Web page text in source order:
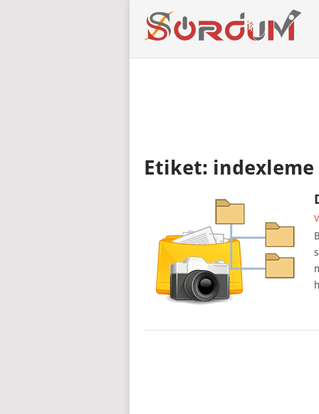
Etiket: indexleme